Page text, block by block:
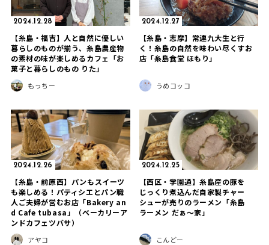
2024.12.28
【糸島・福吉】人と自然に優しい
暮らしのものが揃う、糸島農産物
の素材の味が楽しめるカフェ「お
菓子と暮らしのもの りた」
もっちー
2024.12.27
【糸島・志摩】常連九大生と行
く！糸島の自然を味わい尽くすお
店「糸島食堂 ほもり」
うめコッコ
2024.12.26
【糸島・前原西】パンもスイーツ
も楽しめる！パティシエとパン職
人ご夫婦が営むお店「Bakery an
d Cafe tubasa」（ベーカリーア
ンドカフェツバサ）
アヤコ
2024.12.25
【西区・学園通】糸島産の豚を
じっくり煮込んだ自家製チャー
シューが売りのラーメン「糸島
ラーメン だぁ～家」
こんどー